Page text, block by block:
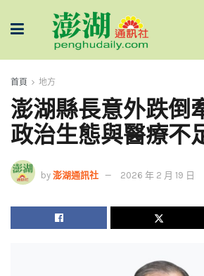
首頁 地方
澎湖縣長意外跌倒
政治生態與醫療不
by 澎湖通訊社 2026 年 2 月 19 日